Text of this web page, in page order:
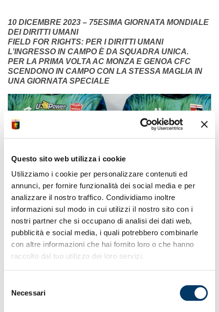
Questo sito web utilizza i cookie
Utilizziamo i cookie per personalizzare contenuti ed
annunci, per fornire funzionalità dei social media e per
analizzare il nostro traffico. Condividiamo inoltre
informazioni sul modo in cui utilizzi il nostro sito con i
nostri partner che si occupano di analisi dei dati web,
pubblicità e social media, i quali potrebbero combinarle
con altre informazioni che hai fornito loro o che hanno
raccolto dal tuo utilizzo dei loro servizi.
delNecessari
10 DICEMBRE 2023 – 75ESIMA GIORNATA MONDIALE
DEI DIRITTI UMANI
FIELD FOR RIGHTS: PER I DIRITTI UMANI
L’INGRESSO IN CAMPO È DA SQUADRA UNICA.
PER LA PRIMA VOLTA AC MONZA E GENOA CFC
SCENDONO IN CAMPO CON LA STESSA MAGLIA IN
UNA GIORNATA SPECIALE
Milano, sabato 9 dicembre 2023 – “Al cospetto dei diritti
umani siamo tutti uguali”. Questo il messaggio che, in
occasione della
75esima Giornata Mondiale dei Diritti
Umanie in concomitanza con la 15esima giornata del
campionato di calcio della Serie A Tim di domenica 10
dicembre,AC Monza e Genoa CFClanceranno nei
L’iniziativa, ideata e promossa dal match sponsor di
giornataPulsee Luce e Gas
– brand full digital per le